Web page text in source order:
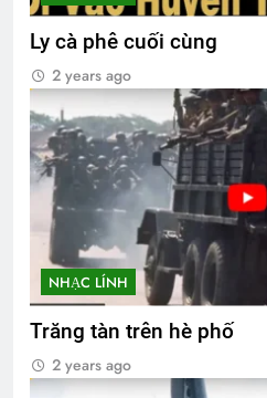
Ly cà phê cuối cùng
2 years ago
NHẠC LÍNH
Trăng tàn trên hè phố
2 years ago